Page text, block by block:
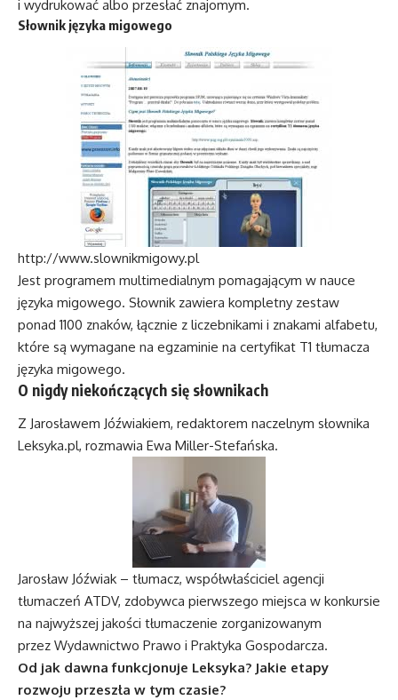
i wydrukować albo przesłać znajomym.
Słownik języka migowego
http://www.slownikmigowy.pl
Jest programem multimedialnym pomagającym w nauce
języka migowego. Słownik zawiera kompletny zestaw
ponad 1100 znaków, łącznie z liczebnikami i znakami alfabetu,
które są wymagane na egzaminie na certyfikat T1 tłumacza
języka migowego.
O nigdy niekończących się słownikach
Z Jarosławem Jóźwiakiem, redaktorem naczelnym słownika
Leksyka.pl, rozmawia Ewa Miller-Stefańska.
Jarosław Jóźwiak – tłumacz, współwłaściciel agencji
tłumaczeń ATDV, zdobywca pierwszego miejsca w konkursie
na najwyższej jakości tłumaczenie zorganizowanym
przez Wydawnictwo Prawo i Praktyka Gospodarcza.
Od jak dawna funkcjonuje Leksyka? Jakie etapy
rozwoju przeszła w tym czasie?